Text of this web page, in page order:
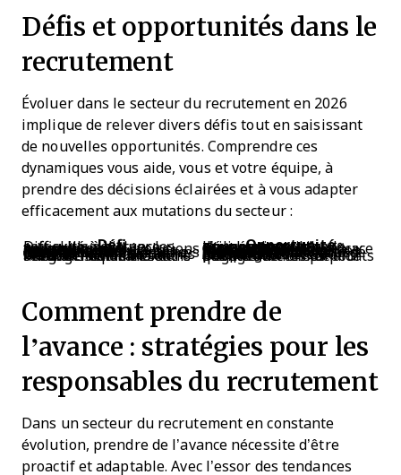
Défis et opportunités dans le
recrutement
Évoluer dans le secteur du recrutement en 2026
implique de relever divers défis tout en saisissant
de nouvelles opportunités. Comprendre ces
dynamiques vous aide, vous et votre équipe, à
prendre des décisions éclairées et à vous adapter
efficacement aux mutations du secteur :
Défi Opportunité
Difficulté à évaluer les soft skills à distance Utiliser des outils d'évaluation virtuelle pour mesurer les compétences comportementales
Adaptation aux évolutions technologiques permanentes Tirer parti de nouveaux outils pour un recrutement plus efficace
Assurer la sécurité des données lors des recrutements internationaux Mettre en place de solides mesures de protection des données pour garantir la conformité
Surmonter les résistances culturelles à l’embauche centrée sur les compétences Sensibiliser les parties prenantes aux atouts de cette approche
Gérer un vivier de talents vaste et international Accéder à un éventail plus large de compétences et de perspectives
Trouver l’équilibre entre automatisation et relations humaines dans l’engagement candidat Dégager du temps pour des interactions de qualité avec les candidats
Comment prendre de
l’avance : stratégies pour les
responsables du recrutement
Dans un secteur du recrutement en constante
évolution, prendre de l’avance nécessite d’être
proactif et adaptable. Avec l’essor des tendances